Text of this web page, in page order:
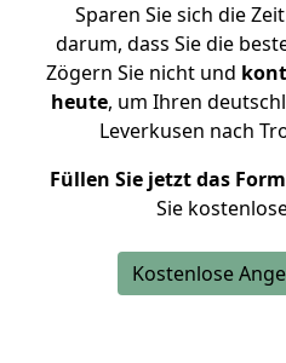
Sparen Sie sich die
darum, dass Sie die
Zögern Sie nicht und
heute, um Ihren
Leverkusen nach
Füllen Sie jetzt das
Sie
Kostenlose